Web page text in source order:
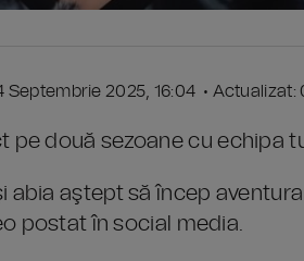
Septembrie 2025, 16:04 • Actualizat:
pe două sezoane cu echipa
abia aştept să încep
postat în social media.